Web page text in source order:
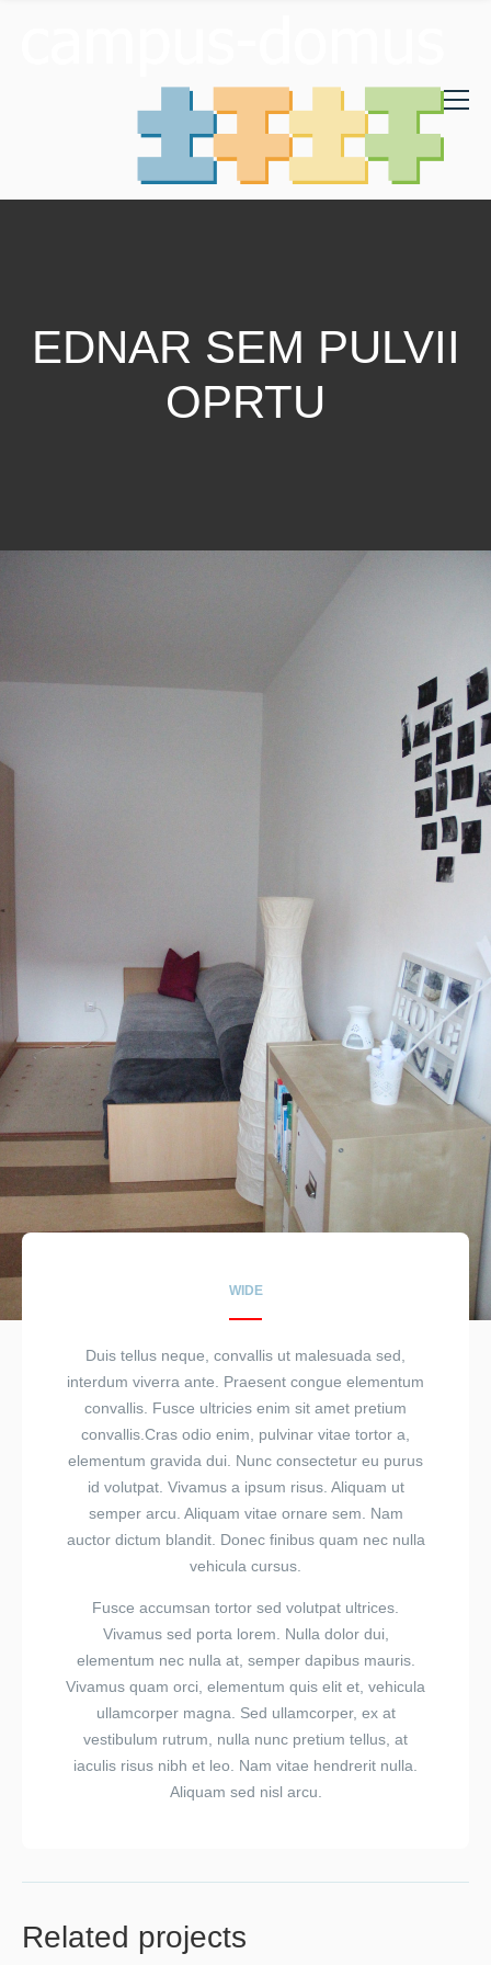
EDNAR SEM PULVII
OPRTU
WIDE
Duis tellus neque, convallis ut malesuada sed,
interdum viverra ante. Praesent congue elementum
convallis. Fusce ultricies enim sit amet pretium
convallis.Cras odio enim, pulvinar vitae tortor a,
elementum gravida dui. Nunc consectetur eu purus
id volutpat. Vivamus a ipsum risus. Aliquam ut
semper arcu. Aliquam vitae ornare sem. Nam
auctor dictum blandit. Donec finibus quam nec nulla
vehicula cursus.
Fusce accumsan tortor sed volutpat ultrices.
Vivamus sed porta lorem. Nulla dolor dui,
elementum nec nulla at, semper dapibus mauris.
Vivamus quam orci, elementum quis elit et, vehicula
ullamcorper magna. Sed ullamcorper, ex at
vestibulum rutrum, nulla nunc pretium tellus, at
iaculis risus nibh et leo. Nam vitae hendrerit nulla.
Aliquam sed nisl arcu.
Related projects